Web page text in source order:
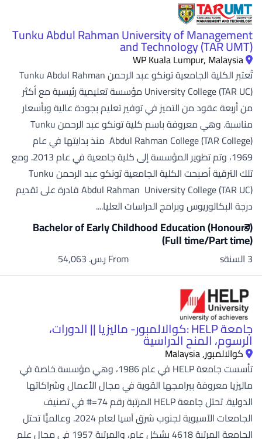
Tunku Abdul Rahman University of Management
and Technology (TAR UMT)
WP Kuala Lumpur, Malaysia
تُعتبر الكلية الجامعية تونكو عبد الرحمن Tunku Abdul Rahman
University College (TAR UC) مؤسسة تعليمية رئيسية مع أكثر
من أربعة عقود من التميز في توفير تعليم بجودة عالية وبأسعار
مناسبة. وهي معروفة باسم كلية تونكو عبد الرحمن Tunku
Abdul Rahman College (TAR College) منذ بدايتها في عام
1969، وتم تطوير المؤسسة إلى كلية جامعية في عام 2013. ومع
تلك الترقية أصبحت الكلية الجامعية تونكو عبد الرحمن Tunku
Abdul Rahman University College (TAR UC) قادرة على تقديم
درجة البكالوريوس وبرامج الدراسات العليا....
Bachelor of Early Childhood Education (Honours)
(Full time/Part time)
3 السنةs From ر.س.‏ 54,063
جامعة HELP :كوالالمبور- ماليزيا || الدورات،
الرسوم، المنح الدراسية
كوالالمبور, Malaysia
تأسست جامعة HELP في عام 1986، وهي مؤسسة خاصة في
ماليزيا معروفة ببرامجها القوية في مجال الأعمال وشراكاتها
الدولية. تحتل جامعة HELP المرتبة رقم 74=# في تصنيف
الجامعات الآسيوية لجنوب شرق آسيا لعام 2024. وعالميًّا تحتل
الجامعة المرتبة 4618 بشكل عام، والمرتبة 1957 في مجال علم